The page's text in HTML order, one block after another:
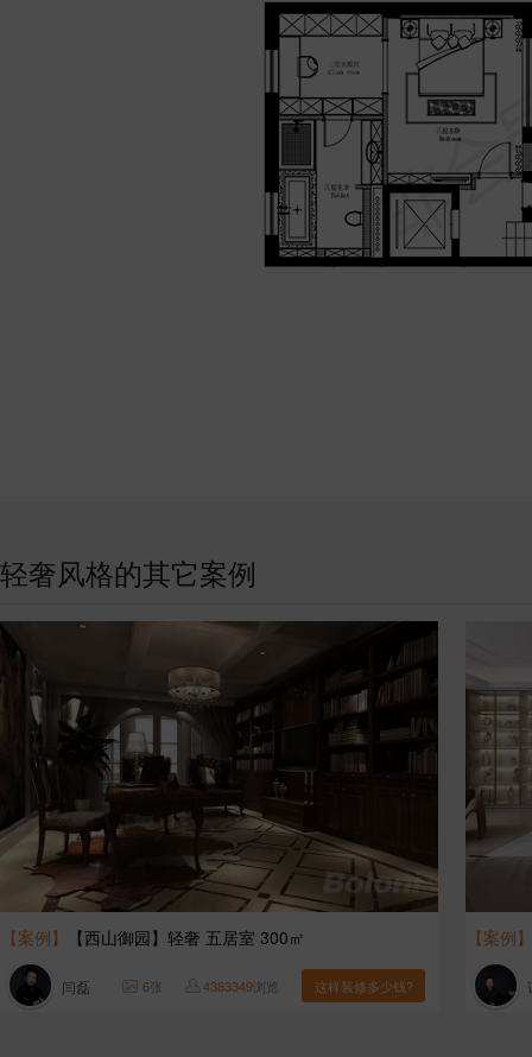
轻奢风格的其它案例
【案例】 【西山御园】轻奢 五居室 300㎡
闫磊 6张 4383349浏览 这样装修多少钱?
【案例】